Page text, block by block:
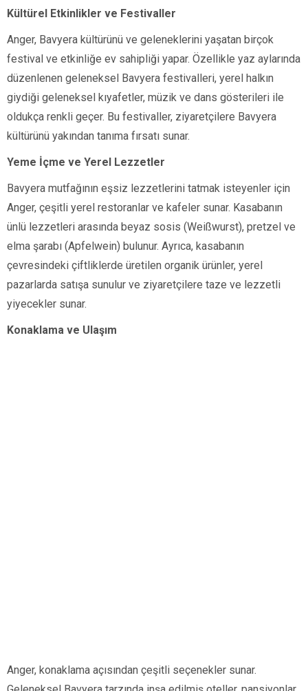
Kültürel Etkinlikler ve Festivaller
Anger, Bavyera kültürünü ve geleneklerini yaşatan birçok
festival ve etkinliğe ev sahipliği yapar. Özellikle yaz aylarında
düzenlenen geleneksel Bavyera festivalleri, yerel halkın
giydiği geleneksel kıyafetler, müzik ve dans gösterileri ile
oldukça renkli geçer. Bu festivaller, ziyaretçilere Bavyera
kültürünü yakından tanıma fırsatı sunar.
Yeme İçme ve Yerel Lezzetler
Bavyera mutfağının eşsiz lezzetlerini tatmak isteyenler için
Anger, çeşitli yerel restoranlar ve kafeler sunar. Kasabanın
ünlü lezzetleri arasında beyaz sosis (Weißwurst), pretzel ve
elma şarabı (Apfelwein) bulunur. Ayrıca, kasabanın
çevresindeki çiftliklerde üretilen organik ürünler, yerel
pazarlarda satışa sunulur ve ziyaretçilere taze ve lezzetli
yiyecekler sunar.
Konaklama ve Ulaşım
Anger, konaklama açısından çeşitli seçenekler sunar.